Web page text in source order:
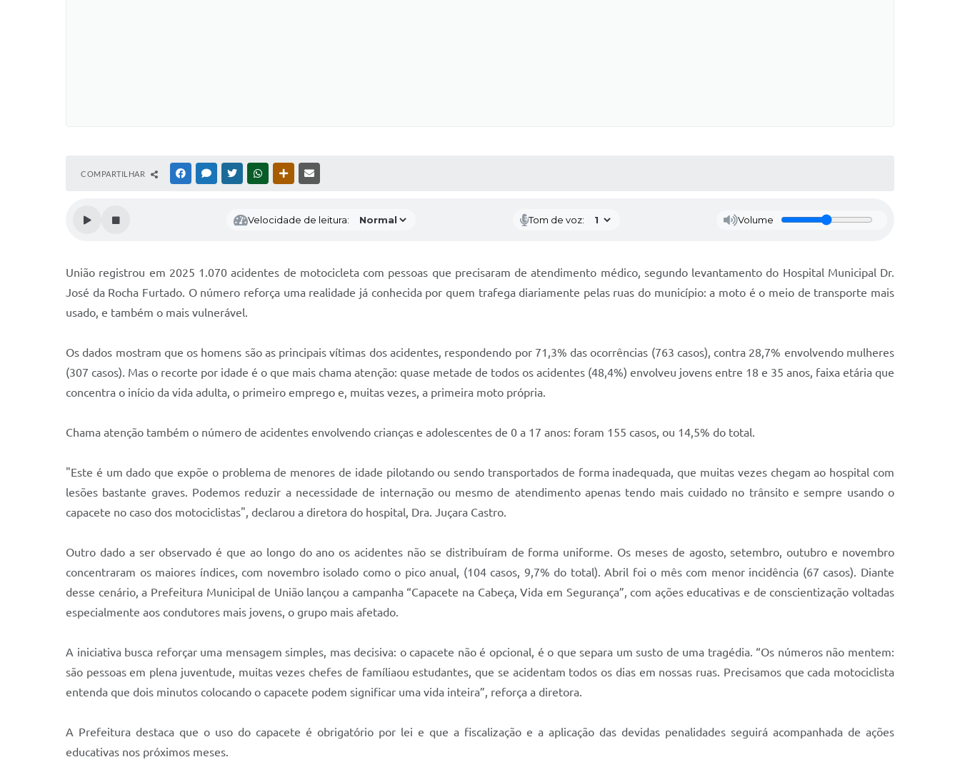
COMPARTILHAR FACEBOOKMESSENGER
TWITTERWHATSAPPOUTRAS MÍDIAS
Velocidade de leitura: Tom de voz: Volume
União registrou em 2025 1.070 acidentes de motocicleta com pessoas que precisaram de atendimento médico, segundo levantamento do Hospital Municipal Dr.
José da Rocha Furtado. O número reforça uma realidade já conhecida por quem trafega diariamente pelas ruas do município: a moto é o meio de transporte mais
usado, e também o mais vulnerável.
Os dados mostram que os homens são as principais vítimas dos acidentes, respondendo por 71,3% das ocorrências (763 casos), contra 28,7% envolvendo mulheres
(307 casos). Mas o recorte por idade é o que mais chama atenção: quase metade de todos os acidentes (48,4%) envolveu jovens entre 18 e 35 anos, faixa etária que
concentra o início da vida adulta, o primeiro emprego e, muitas vezes, a primeira moto própria.
Chama atenção também o número de acidentes envolvendo crianças e adolescentes de 0 a 17 anos: foram 155 casos, ou 14,5% do total.
"Este é um dado que expõe o problema de menores de idade pilotando ou sendo transportados de forma inadequada, que muitas vezes chegam ao hospital com
lesões bastante graves. Podemos reduzir a necessidade de internação ou mesmo de atendimento apenas tendo mais cuidado no trânsito e sempre usando o
capacete no caso dos motociclistas", declarou a diretora do hospital, Dra. Juçara Castro.
Outro dado a ser observado é que ao longo do ano os acidentes não se distribuíram de forma uniforme. Os meses de agosto, setembro, outubro e novembro
concentraram os maiores índices, com novembro isolado como o pico anual, (104 casos, 9,7% do total). Abril foi o mês com menor incidência (67 casos). Diante
desse cenário, a Prefeitura Municipal de União lançou a campanha “Capacete na Cabeça, Vida em Segurança”, com ações educativas e de conscientização voltadas
especialmente aos condutores mais jovens, o grupo mais afetado.
A iniciativa busca reforçar uma mensagem simples, mas decisiva: o capacete não é opcional, é o que separa um susto de uma tragédia. “Os números não mentem:
são pessoas em plena juventude, muitas vezes chefes de famíliaou estudantes, que se acidentam todos os dias em nossas ruas. Precisamos que cada motociclista
entenda que dois minutos colocando o capacete podem significar uma vida inteira”, reforça a diretora.
A Prefeitura destaca que o uso do capacete é obrigatório por lei e que a fiscalização e a aplicação das devidas penalidades seguirá acompanhada de ações
educativas nos próximos meses.